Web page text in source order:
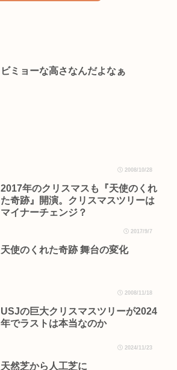
ビミョーな高さなんだよなぁ
2008/10/28
2017年のクリスマスも『天使のくれ
た奇跡』開演。クリスマスツリーは
マイナーチェンジ？
2017/9/7
天使のくれた奇跡 舞台の変化
2008/11/18
USJの巨大クリスマスツリーが2024
年でラストは本当なのか
2024/11/23
天然芝から人工芝に